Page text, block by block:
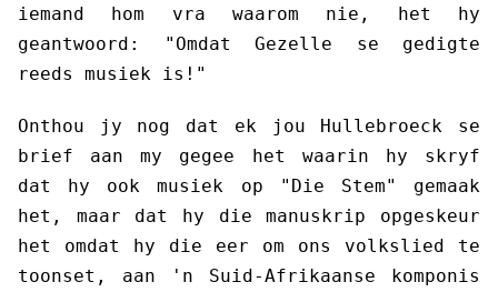
iemand hom vra waarom nie, het hy
geantwoord: "Omdat Gezelle se gedigte
reeds musiek is!"
Onthou jy nog dat ek jou Hullebroeck se
brief aan my gegee het waarin hy skryf
dat hy ook musiek op "Die Stem" gemaak
het, maar dat hy die manuskrip opgeskeur
het omdat hy die eer om ons volkslied te
toonset, aan 'n Suid-Afrikaanse komponis